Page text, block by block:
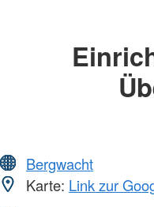
Bergwacht
Karte: Link zur